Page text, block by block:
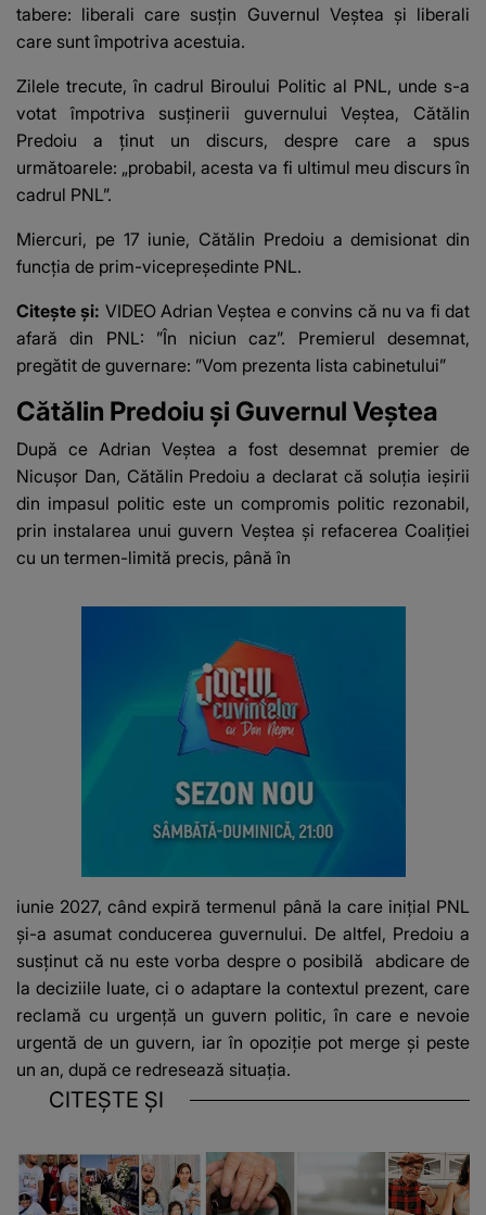
tabere: liberali care susțin Guvernul Veștea și liberali
care sunt împotriva acestuia.
Zilele trecute, în cadrul Biroului Politic al PNL, unde s-a
votat împotriva susținerii guvernului Veștea, Cătălin
Predoiu a ținut un discurs, despre care a spus
următoarele: „probabil, acesta va fi ultimul meu discurs în
cadrul PNL”.
Miercuri, pe 17 iunie, Cătălin Predoiu a demisionat din
funcția de prim-vicepreședinte PNL.
Citește și: VIDEO Adrian Veștea e convins că nu va fi dat
afară din PNL: ”În niciun caz”. Premierul desemnat,
pregătit de guvernare: ”Vom prezenta lista cabinetului”
Cătălin Predoiu și Guvernul Veștea
După ce Adrian Veștea a fost desemnat premier de
Nicușor Dan, Cătălin Predoiu a declarat că soluţia ieşirii
din impasul politic este un compromis politic rezonabil,
prin instalarea unui guvern Veştea şi refacerea Coaliţiei
cu un termen-limită precis, până în
iunie 2027, când expiră termenul până la care iniţial PNL
şi-a asumat conducerea guvernului. De altfel, Predoiu a
susținut că nu este vorba despre o posibilă abdicare de
la deciziile luate, ci o adaptare la contextul prezent, care
reclamă cu urgenţă un guvern politic, în care e nevoie
urgentă de un guvern, iar în opoziţie pot merge şi peste
un an, după ce redresează situaţia.
CITEȘTE ȘI